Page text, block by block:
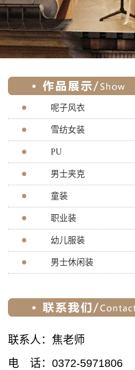
呢子风衣
雪纺女装
PU
男士夹克
童装
职业装
幼儿服装
男士休闲装
联系人：焦老师
电 话：0372-5971806